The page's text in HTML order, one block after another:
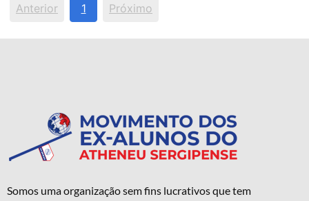
Anterior 1 Próximo
Somos uma organização sem fins lucrativos que tem